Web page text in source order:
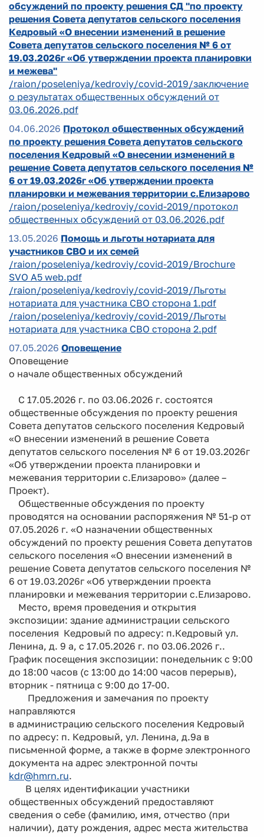
обсуждений по проекту решения СД "по проекту
решения Совета депутатов сельского поселения
Кедровый «О внесении изменений в решение
Совета депутатов сельского поселения № 6 от
19.03.2026г «Об утверждении проекта планировки
и межева"
/raion/poseleniya/kedroviy/covid-2019/заключение
о результатах общественных обсуждений от
03.06.2026.pdf
04.06.2026 Протокол общественных обсуждений
по проекту решения Совета депутатов сельского
поселения Кедровый «О внесении изменений в
решение Совета депутатов сельского поселения №
6 от 19.03.2026г «Об утверждении проекта
планировки и межевания территории с.Елизарово
/raion/poseleniya/kedroviy/covid-2019/протокол
общественных обсуждений от 03.06.2026.pdf
13.05.2026 Помощь и льготы нотариата для
участников СВО и их семей
/raion/poseleniya/kedroviy/covid-2019/Brochure
SVO A5 web.pdf
/raion/poseleniya/kedroviy/covid-2019/Льготы
нотариата для участника СВО сторона 1.pdf
/raion/poseleniya/kedroviy/covid-2019/Льготы
нотариата для участника СВО сторона 2.pdf
07.05.2026 Оповещение
Оповещение
о начале общественных обсуждений
С 17.05.2026 г. по 03.06.2026 г. состоятся
общественные обсуждения по проекту решения
Совета депутатов сельского поселения Кедровый
«О внесении изменений в решение Совета
депутатов сельского поселения № 6 от 19.03.2026г
«Об утверждении проекта планировки и
межевания территории с.Елизарово» (далее –
Проект).
Общественные обсуждения по проекту
проводятся на основании распоряжения № 51-р от
07.05.2026 г. «О назначении общественных
обсуждений по проекту решения Совета депутатов
сельского поселения «О внесении изменений в
решение Совета депутатов сельского поселения №
6 от 19.03.2026г «Об утверждении проекта
планировки и межевания территории с.Елизарово.
Место, время проведения и открытия
экспозиции: здание администрации сельского
поселения Кедровый по адресу: п.Кедровый ул.
Ленина, д. 9 а, с 17.05.2026 г. по 03.06.2026 г..
График посещения экспозиции: понедельник с 9:00
до 18:00 часов (с 13:00 до 14:00 часов перерыв),
вторник - пятница с 9:00 до 17-00.
Предложения и замечания по проекту
направляются
в администрацию сельского поселения Кедровый
по адресу: п. Кедровый, ул. Ленина, д.9а в
письменной форме, а также в форме электронного
документа на адрес электронной почты
kdr@hmrn.ru.
В целях идентификации участники
общественных обсуждений предоставляют
сведения о себе (фамилию, имя, отчество (при
наличии), дату рождения, адрес места жительства